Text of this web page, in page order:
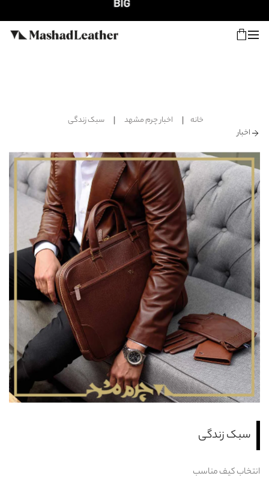
کالکشن جدید
زنانه
مردانه
اکسسوری خانه
سایر محصولات
فروش سازمانی
شعب
باشگاه مشتریان
زبان Fa
خانه اخبار چرم مشهد
سبک زندگی
اخبار
سبک زندگی
انتخاب کیف مناسب